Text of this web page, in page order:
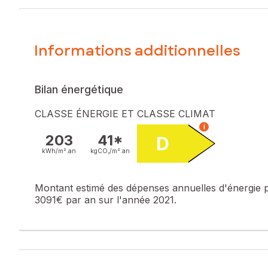
Construite en 1970 sur une parcelle de 462m², cette
Prix de vente : 170 000 €
Honoraires charge vendeur
Contactez votre conseiller SAFTI : Pascal CAMPOS, Tél. :
Informations additionnelles
Bilan énergétique
CLASSE ÉNERGIE ET CLASSE CLIMAT
203
kWh/m². an
41*
kgCO₂/m². an D
i
Montant estimé des dépenses annuelles d'énergie
3091€ par an sur l'année 2021.